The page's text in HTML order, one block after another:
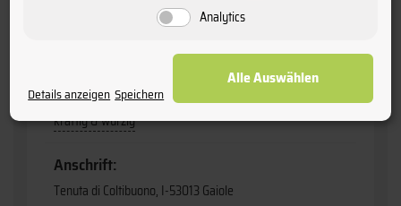
Bio-Zertifizierung:
Charakter:
kräftig & würzig
Anschrift:
Tenuta di Coltibuono, I-53013 Gaiole
Analytics
Details anzeigen Speichern
Alle Auswählen